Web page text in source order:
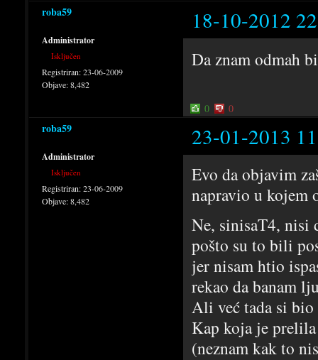
roba59 18-10-2012
Administrator
Isključen
Registriran:23-06-2009
Objave:8,482
Da znam odmah
0 0
roba59 23-01-2013
Administrator
Isključen
Registriran:23-06-2009
Objave:8,482
Evo da objavim
napravio u kojem
Ne, sinisaT4, nisi
pošto su to bili
jer nisam htio
rekao da banam
Ali već tada si bio
Kap koja je
(neznam kak to